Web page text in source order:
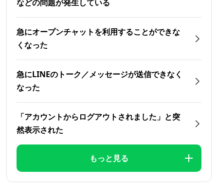
などの問題が発生している
急にオープンチャットを利用することができな
くなった
急にLINEのトーク／メッセージが送信できなく
なった
「アカウントからログアウトされました」と突
然表示された
もっと見る